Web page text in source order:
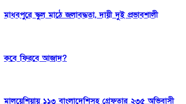
মাধবপুরে স্কুল মাঠে জলাবদ্ধতা, দায়ী দুই প্রভাবশালী
কবে ফিরবে আজাদ?
মালয়েশিয়ায় ১১৩ বাংলাদেশিসহ গ্রেফতার ২৩৫ অভিবাসী